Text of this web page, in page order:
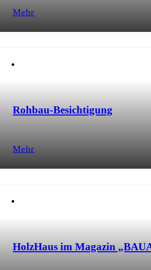
Mehr
Rohbau-Besichtigung
Mehr
HolzHaus im Magazin